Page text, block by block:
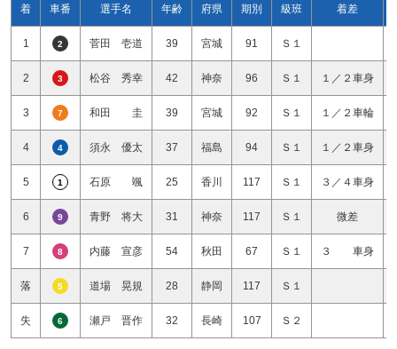
着 車番 選手名 年齢 府県 期別 級班 着差
1 2 菅田 壱道 39 宮城 91 Ｓ１
2 3 松谷 秀幸 42 神奈 96 Ｓ１ １／２車身
3 7 和田 圭 39 宮城 92 Ｓ１ １／２車輪
4 4 須永 優太 37 福島 94 Ｓ１ １／２車身
5 1 石原 颯 25 香川 117 Ｓ１ ３／４車身
6 9 青野 将大 31 神奈 117 Ｓ１ 微差
7 8 内藤 宣彦 54 秋田 67 Ｓ１ ３ 車身
落 5 道場 晃規 28 静岡 117 Ｓ１
失 6 瀬戸 晋作 32 長崎 107 Ｓ２